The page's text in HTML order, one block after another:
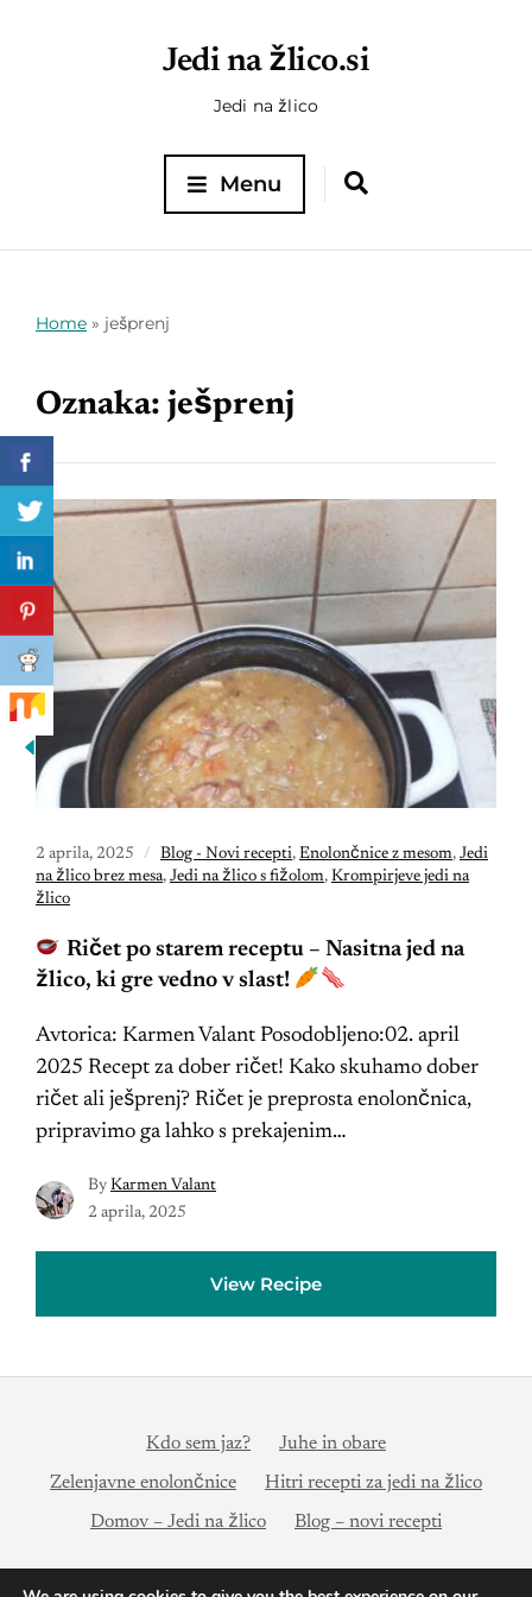
Jedi na žlico.si
Jedi na žlico
Menu
Home » ješprenj
Oznaka: ješprenj
2 aprila, 2025 Blog - Novi recepti, Enolončnice z mesom, Jedi
na žlico brez mesa, Jedi na žlico s fižolom, Krompirjeve jedi na
žlico
Ričet po starem receptu – Nasitna jed na
žlico, ki gre vedno v slast!
Avtorica: Karmen Valant Posodobljeno:02. april
2025 Recept za dober ričet! Kako skuhamo dober
ričet ali ješprenj? Ričet je preprosta enolončnica,
pripravimo ga lahko s prekajenim…
By Karmen Valant
2 aprila, 2025
View Recipe
© 2024 Jedi na žlico | Pravilnik o zasebnosti: https://xn--
Kdo sem jaz? Juhe in obare
Zelenjavne enolončnice Hitri recepti za jedi na žlico
Domov – Jedi na žlico Blog – novi recepti